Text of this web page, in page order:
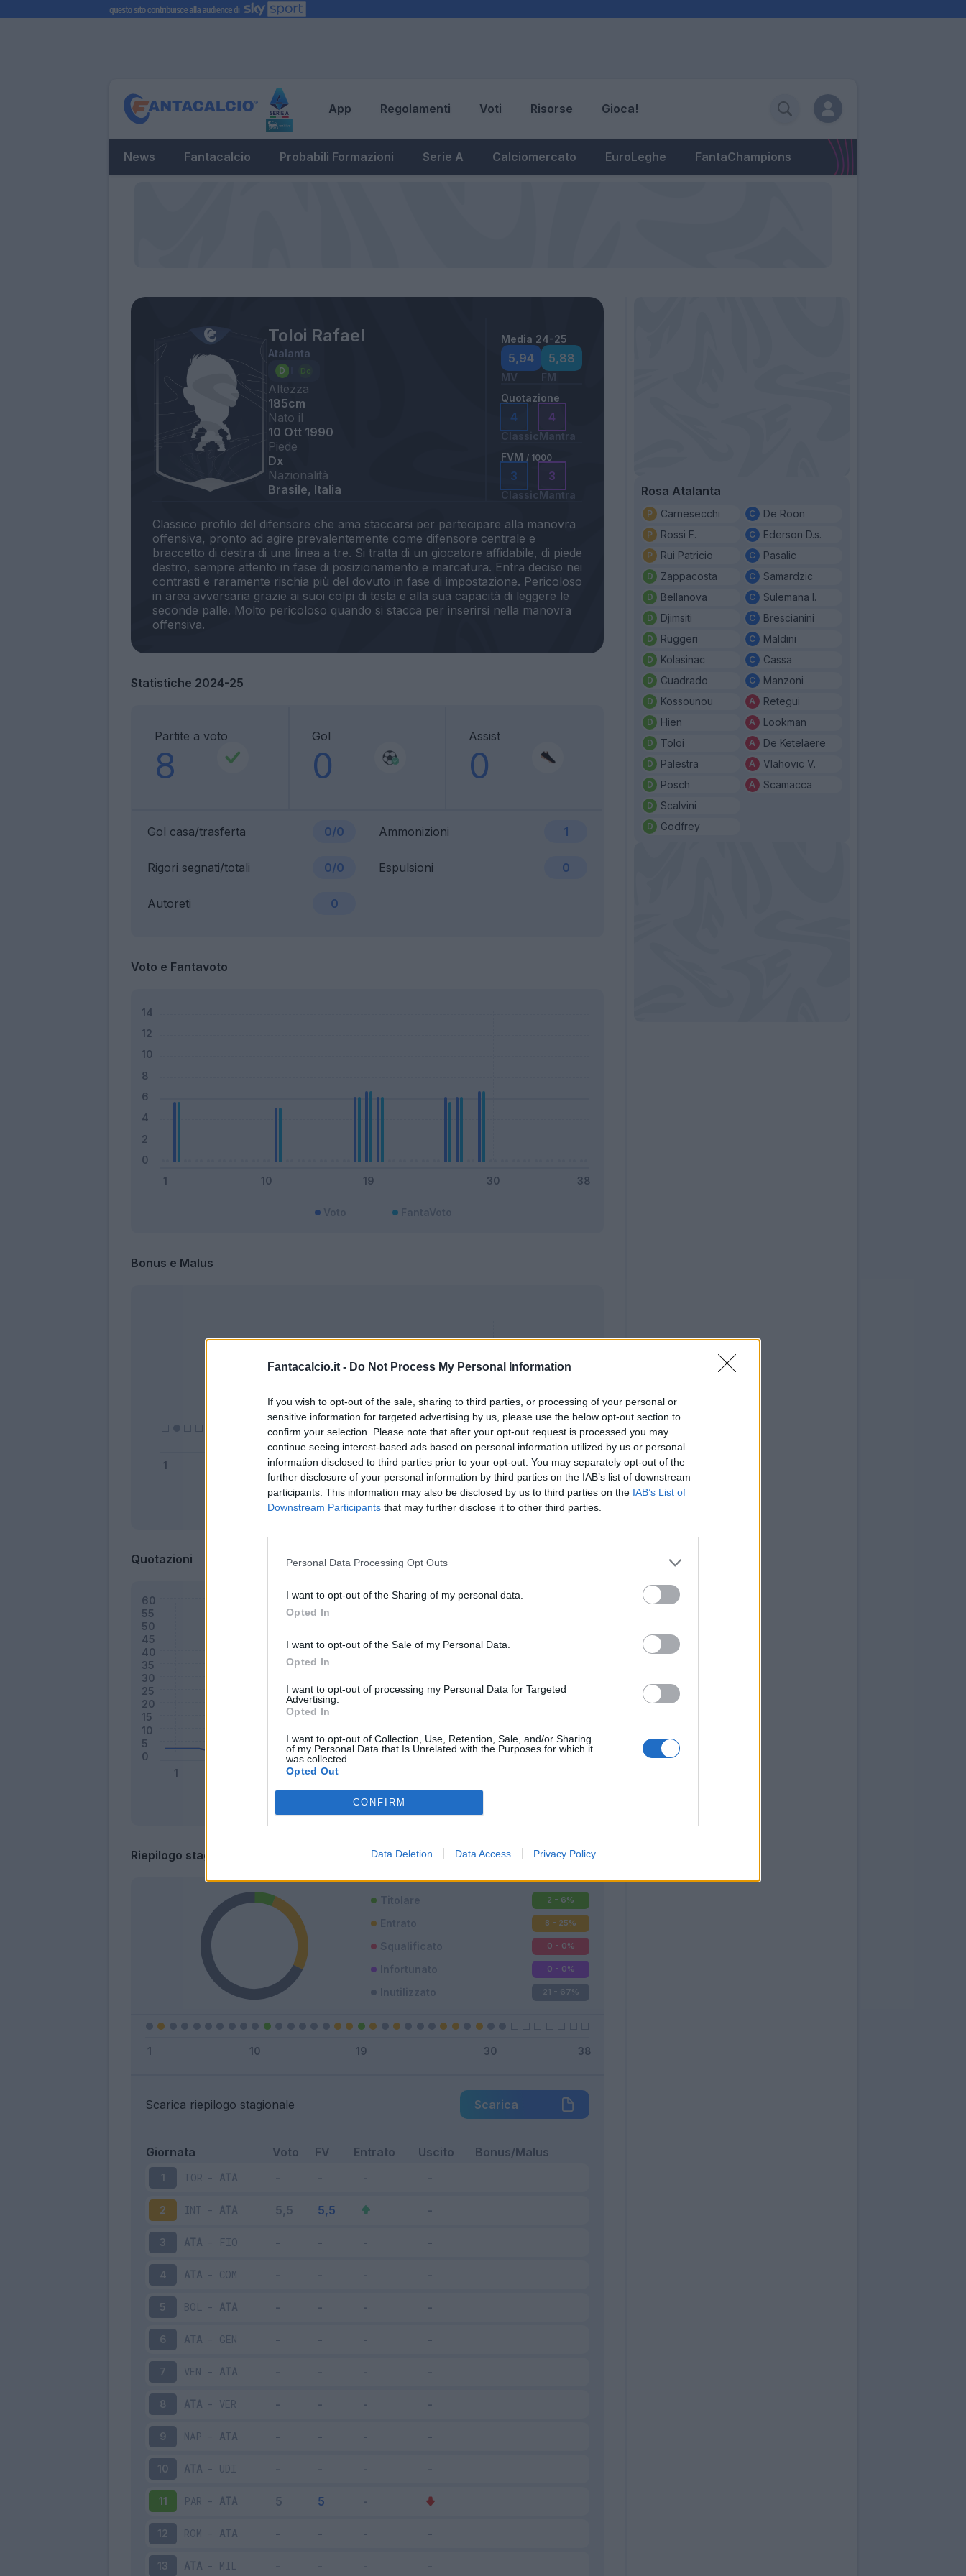
Fantacalcio.it - Do Not Process My Personal Information
If you wish to opt-out of the sale, sharing to third parties, or processing of your personal or
sensitive information for targeted advertising by us, please use the below opt-out section to
confirm your selection. Please note that after your opt-out request is processed you may
continue seeing interest-based ads based on personal information utilized by us or personal
information disclosed to third parties prior to your opt-out. You may separately opt-out of the
further disclosure of your personal information by third parties on the IAB’s list of downstream
participants. This information may also be disclosed by us to third parties on the IAB’s List of
Downstream Participants that may further disclose it to other third parties.
Personal Data Processing Opt Outs
I want to opt-out of the Sharing of my personal data.
Opted In
I want to opt-out of the Sale of my Personal Data.
Opted In
I want to opt-out of processing my Personal Data for Targeted
Advertising.
Opted In
I want to opt-out of Collection, Use, Retention, Sale, and/or Sharing
of my Personal Data that Is Unrelated with the Purposes for which it
was collected.
Opted Out
CONFIRM
Data Deletion Data Access Privacy Policy
App Regolamenti Voti Risorse Gioca!
News Fantacalcio Probabili Formazioni Serie A Calciomercato EuroLeghe FantaChampions
Toloi Rafael
Atalanta
Altezza
185cm
Nato il
10 Ott 1990
Piede
Dx
Nazionalità
Brasile, Italia
Media 24-25
5,94
MV
5,88
FM
Quotazione
4
Classic
4
Mantra
FVM / 1000
3
Classic
3
Mantra
Classico profilo del difensore che ama staccarsi per partecipare alla manovra
offensiva, pronto ad agire prevalentemente come difensore centrale e
braccetto di destra di una linea a tre. Si tratta di un giocatore affidabile, di piede
destro, sempre attento in fase di posizionamento e marcatura. Entra deciso nei
contrasti e raramente rischia più del dovuto in fase di impostazione. Pericoloso
in area avversaria grazie ai suoi colpi di testa e alla sua capacità di leggere le
seconde palle. Molto pericoloso quando si stacca per inserirsi nella manovra
Statistiche 2024-25
Partite a voto
8
Gol
0
Assist
0
Gol casa/trasferta 0/0 Ammonizioni 1
Rigori segnati/totali 0/0 Espulsioni 0
Autoreti 0
Voto e Fantavoto
Bonus e Malus
Bonus Malus Presenze a voto
Quotazioni
Classic
Riepilogo stagione
Titolare 2 - 6%
Entrato 8 - 25%
Squalificato 0 - 0%
Infortunato 0 - 0%
Inutilizzato 21 - 67%
Scarica riepilogo stagionale Scarica
Giornata Voto FV Entrato Uscito Bonus/Malus
1 TOR - ATA
2 INT - ATA
3 ATA - FIO
4 ATA - COM
5 BOL - ATA
6 ATA - GEN
7 VEN - ATA
8 ATA - VER
9 NAP - ATA
10 ATA - UDI
11 PAR - ATA
12 ROM - ATA
13 ATA - MIL
Rosa Atalanta
Carnesecchi
Rossi F.
Rui Patricio
Zappacosta
Bellanova
Djimsiti
Ruggeri
Kolasinac
Cuadrado
Kossounou
Hien
Toloi
Palestra
Posch
Scalvini
Godfrey
De Roon
Ederson D.s.
Pasalic
Samardzic
Sulemana I.
Brescianini
Maldini
Cassa
Manzoni
Retegui
Lookman
De Ketelaere
Vlahovic V.
Scamacca